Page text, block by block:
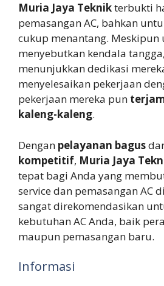
Muria Jaya Teknikterbukti
pemasangan AC, bahkan
cukup menantang. Meskipun
menyebutkan kendala
menunjukkan dedikasi
menyelesaikan pekerjaan
pekerjaan mereka pun
kaleng-kaleng.
Dengan pelayanan bagus
kompetitif, Muria Jaya
tepat bagi Anda yang
service dan pemasangan AC
sangat direkomendasikan
kebutuhan AC Anda, baik
maupun pemasangan baru.
Informasi